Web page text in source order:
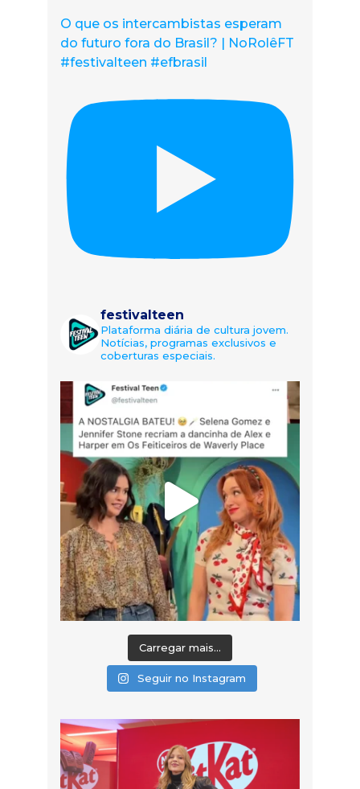
O que os intercambistas esperam
do futuro fora do Brasil? | NoRolêFT
#festivalteen #efbrasil
festivalteen
Plataforma diária de cultura jovem.
Notícias, programas exclusivos e
coberturas especiais.
Carregar mais...
Seguir no Instagram